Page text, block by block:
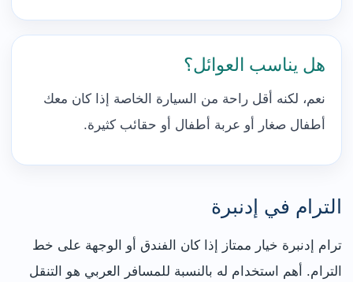
هل يناسب العوائل؟
نعم، لكنه أقل راحة من السيارة الخاصة إذا كان معك
أطفال صغار أو عربة أطفال أو حقائب كثيرة.
الترام في إدنبرة
ترام إدنبرة خيار ممتاز إذا كان الفندق أو الوجهة على خط
الترام. أهم استخدام له بالنسبة للمسافر العربي هو التنقل